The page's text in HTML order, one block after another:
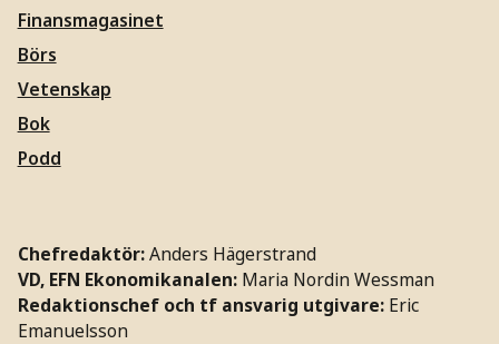
Finansmagasinet
Börs
Vetenskap
Bok
Podd
Chefredaktör:Anders Hägerstrand
VD, EFN Ekonomikanalen: Maria Nordin Wessman
Redaktionschef och tf ansvarig utgivare: Eric
Emanuelsson